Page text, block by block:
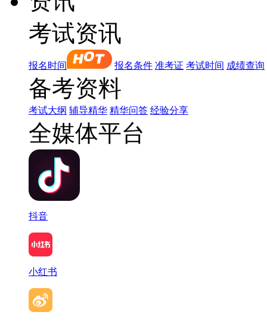
考试资讯
报名时间 报名条件 准考证 考试时间 成绩查询
备考资料
考试大纲 辅导精华 精华问答 经验分享
全媒体平台
抖音
小红书